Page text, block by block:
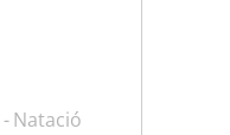
Natació